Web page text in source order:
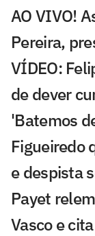
AO VIVO!
Pereira,
VÍDEO:
de dever
'Batemos
Figueiredo
e despista
Payet
Vasco e